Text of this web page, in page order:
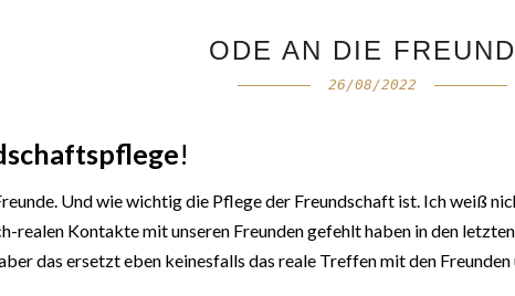
ODE AN DIE
26/08/2022
!
Und wie wichtig die Pflege der Freundschaft ist. Ich weiß
realen Kontakte mit unseren Freunden gefehlt haben in den
das ersetzt eben keinesfalls das reale Treffen mit den